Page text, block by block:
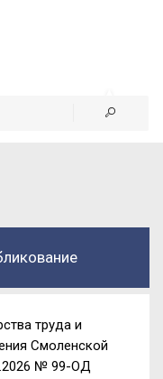
труда и
Смоленской
№ 99-ОД